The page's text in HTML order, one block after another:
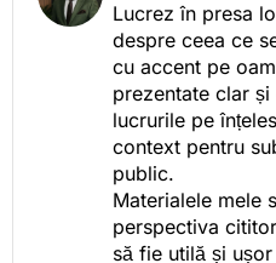
Lucrez în presa
despre ceea ce
cu accent pe
prezentate clar
lucrurile pe
context pentru
public.
Materialele mele
perspectiva
să fie utilă și